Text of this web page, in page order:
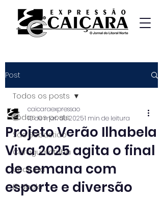
Post
Todos os posts
São Sebastião
Caraguatatuba
Ubatuba
Ilhabela
Todos os posts
Projeto Verão Ilhabela
Viva 2025 agita o final
de semana com
esporte e diversão
caicaraexpressao
10 de mar. de 20251 min de leitura